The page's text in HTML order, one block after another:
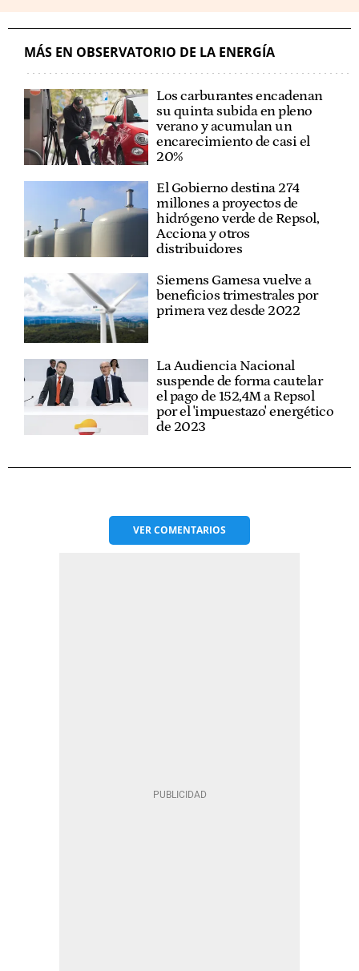
MÁS EN OBSERVATORIO DE LA ENERGÍA
Los carburantes encadenan
su quinta subida en pleno
verano y acumulan un
encarecimiento de casi el
20%
El Gobierno destina 274
millones a proyectos de
hidrógeno verde de Repsol,
Acciona y otros
distribuidores
Siemens Gamesa vuelve a
beneficios trimestrales por
primera vez desde 2022
La Audiencia Nacional
suspende de forma cautelar
el pago de 152,4M a Repsol
por el 'impuestazo' energético
de 2023
VERCOMENTARIOS